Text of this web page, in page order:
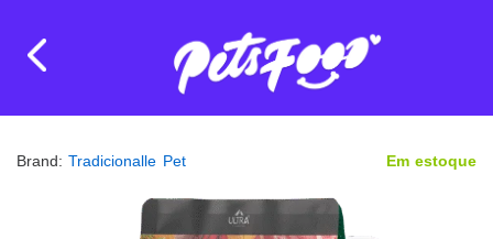
Brand:Tradicionalle Pet Em estoque